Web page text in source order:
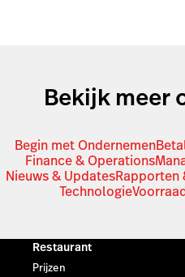
Bekijk meer
Begin met Ondernemen
Finance & Operations
Nieuws & UpdatesRapporten
Technologie
Restaurant
Prijzen